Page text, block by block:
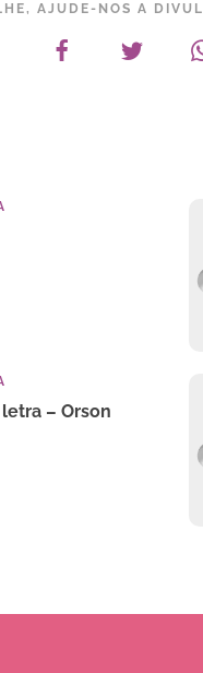
AJUDE-NOS A
– Orson